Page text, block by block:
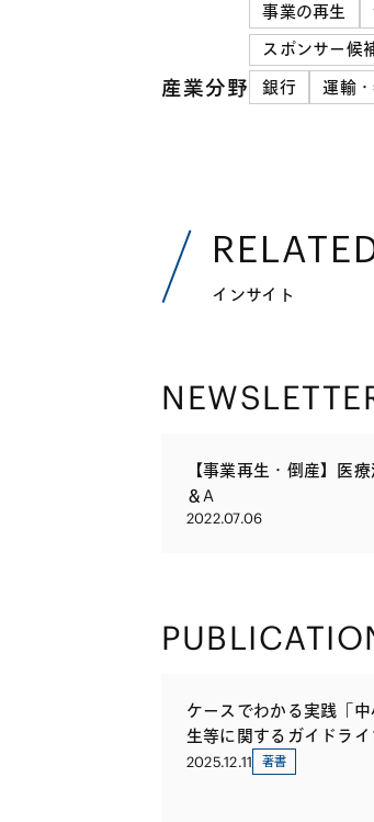
事業の再生
スポンサー候
産業分野 銀行 運輸
インサイト
【事業再生・倒産】医
＆A
2022.07.06
ケースでわかる実践「
生等に関するガイドライ
2025.12.11 著書